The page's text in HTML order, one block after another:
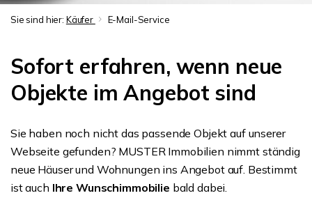
Sie sind hier: Käufer E-Mail-Service
Sofort erfahren, wenn neue
Objekte im Angebot sind
Sie haben noch nicht das passende Objekt auf unserer
Webseite gefunden? MUSTER Immobilien nimmt ständig
neue Häuser und Wohnungen ins Angebot auf. Bestimmt
ist auch Ihre Wunschimmobilie bald dabei.